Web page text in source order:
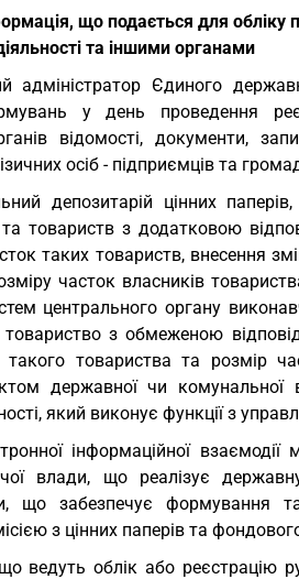
що подається для обліку
та іншими органами
адміністратор Єдиного
у день проведення
відомості, документи,
осіб - підприємців та
депозитарій цінних
та товариств з додатковою
таких товариств, внесення
часток власників
центрального органу
з обмеженою
такого товариства та розмір
державної чи комунальної
який виконує функції з
інформаційної
влади, що реалізує
що забезпечує формування
з цінних паперів та
ведуть облік або реєстрацію